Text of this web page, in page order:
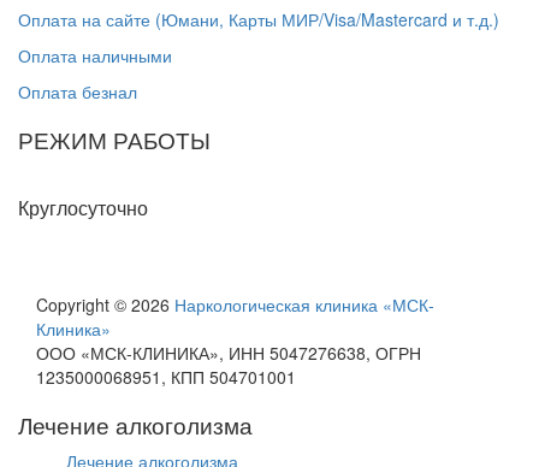
Оплата на сайте (Юмани, Карты МИР/Visa/Mastercard и т.д.)
Оплата наличными
Оплата безнал
РЕЖИМ РАБОТЫ
Круглосуточно
Copyright © 2026 Наркологическая клиника «МСК-
Клиника»
ООО «МСК-КЛИНИКА», ИНН 5047276638, ОГРН
1235000068951, КПП 504701001
Лечение алкоголизма
Лечение алкоголизма